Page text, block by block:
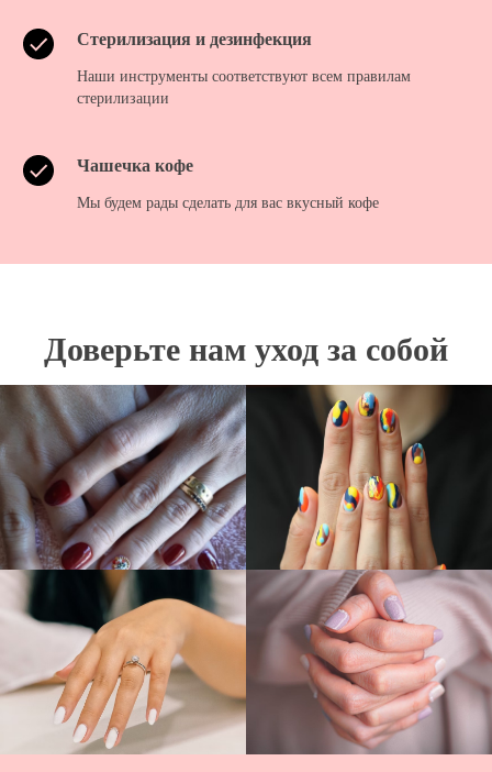
Стерилизация и дезинфекция
Наши инструменты соответствуют всем правилам
стерилизации
Чашечка кофе
Мы будем рады сделать для вас вкусный кофе
Доверьте нам уход за собой